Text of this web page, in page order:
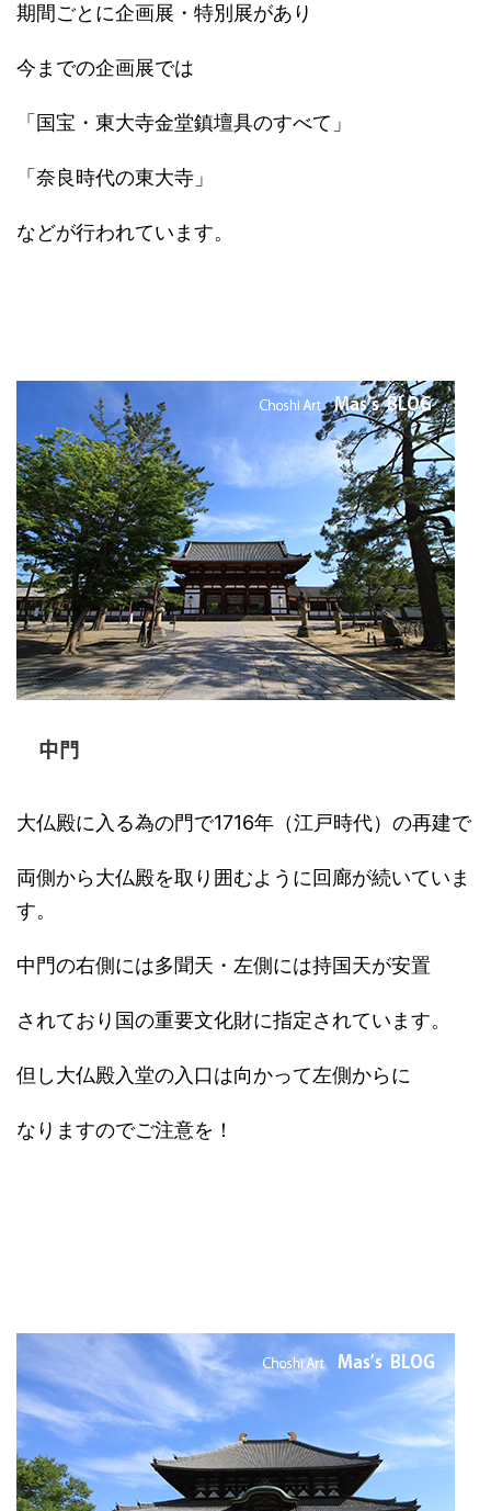
期間ごとに企画展・特別展があり
今までの企画展では
「国宝・東大寺金堂鎮壇具のすべて」
「奈良時代の東大寺」
などが行われています。
中門
大仏殿に入る為の門で1716年（江戸時代）の再建で
両側から大仏殿を取り囲むように回廊が続いていま
す。
中門の右側には多聞天・左側には持国天が安置
されており国の重要文化財に指定されています。
但し大仏殿入堂の入口は向かって左側からに
なりますのでご注意を！